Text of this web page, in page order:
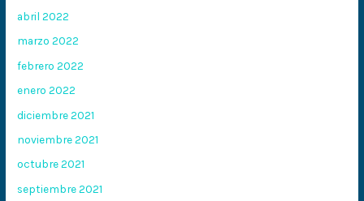
abril 2022
marzo 2022
febrero 2022
enero 2022
diciembre 2021
noviembre 2021
octubre 2021
septiembre 2021